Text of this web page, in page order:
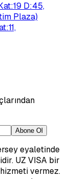
D:45,
Plaza)
Abone Ol
eyaletinde
UZ VISA bir
vermez.